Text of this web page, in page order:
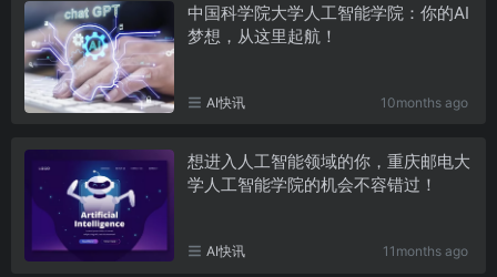
中国科学院大学人工智能学院：你的AI
梦想，从这里起航！
AI快讯 10months ago
想进入人工智能领域的你，重庆邮电大
学人工智能学院的机会不容错过！
AI快讯 11months ago